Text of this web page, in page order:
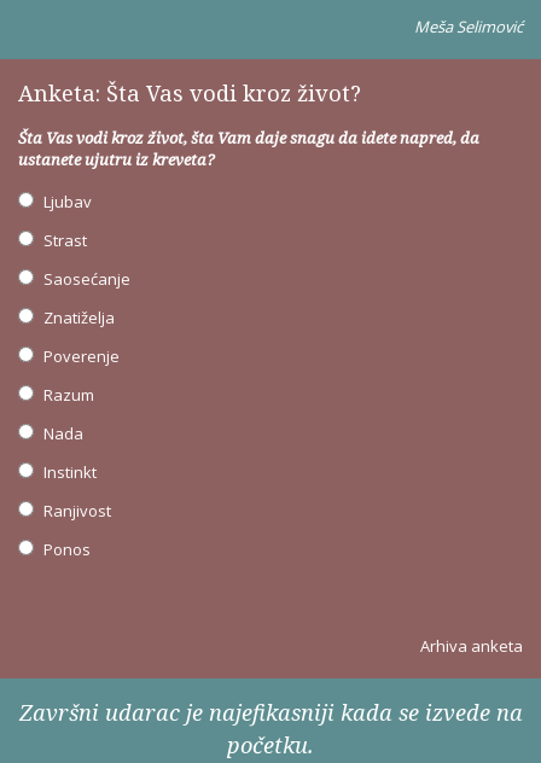
Meša Selimović
Anketa: Šta Vas vodi kroz život?
Šta Vas vodi kroz život, šta Vam daje snagu da idete napred, da
ustanete ujutru iz kreveta?
Ljubav
Strast
Saosećanje
Znatiželja
Poverenje
Razum
Nada
Instinkt
Ranjivost
Ponos
Arhiva anketa
Završni udarac je najefikasniji kada se izvede na
početku.